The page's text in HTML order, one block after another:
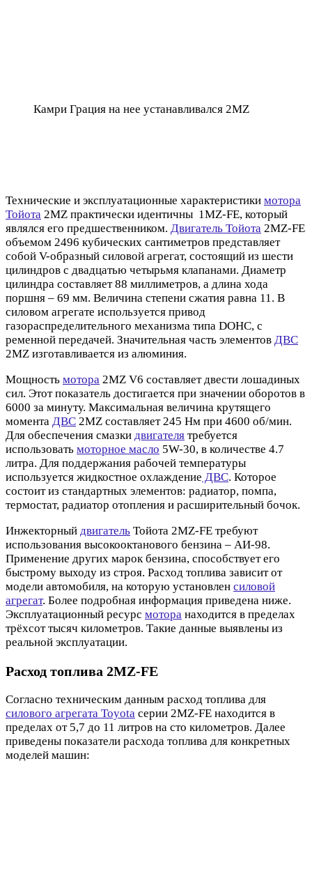
Камри Грация на нее устанавливался 2MZ
Технические и эксплуатационные характеристики мотора
Тойота 2MZ практически идентичны 1MZ-FE, который
являлся его предшественником. Двигатель Тойота 2MZ-FE
объемом 2496 кубических сантиметров представляет
собой V-образный силовой агрегат, состоящий из шести
цилиндров с двадцатью четырьмя клапанами. Диаметр
цилиндра составляет 88 миллиметров, а длина хода
поршня – 69 мм. Величина степени сжатия равна 11. В
силовом агрегате используется привод
газораспределительного механизма типа DOHC, c
ременной передачей. Значительная часть элементов ДВС
2MZ изготавливается из алюминия.
Мощность мотора 2MZ V6 составляет двести лошадиных
сил. Этот показатель достигается при значении оборотов в
6000 за минуту. Максимальная величина крутящего
момента ДВС 2MZ составляет 245 Нм при 4600 об/мин.
Для обеспечения смазки двигателя требуется
использовать моторное масло 5W-30, в количестве 4.7
литра. Для поддержания рабочей температуры
используется жидкостное охлаждение ДВС. Которое
состоит из стандартных элементов: радиатор, помпа,
термостат, радиатор отопления и расширительный бочок.
Инжекторный двигатель Тойота 2MZ-FE требуют
использования высокооктанового бензина – АИ-98.
Применение других марок бензина, способствует его
быстрому выходу из строя. Расход топлива зависит от
модели автомобиля, на которую установлен силовой
агрегат. Более подробная информация приведена ниже.
Эксплуатационный ресурс мотора находится в пределах
трёхсот тысяч километров. Такие данные выявлены из
реальной эксплуатации.
Расход топлива 2MZ-FE
Согласно техническим данным расход топлива для
силового агрегата Toyota серии 2MZ-FE находится в
пределах от 5,7 до 11 литров на сто километров. Далее
приведены показатели расхода топлива для конкретных
моделей машин: